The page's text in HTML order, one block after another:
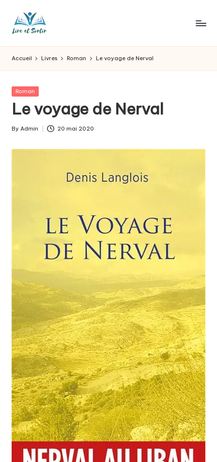
L
ir
e
e
t
s
o
pour
les
goûts,
des
pour
les
Accueil Livres Roman Le voyage de Nerval
Posted
Roman
Le voyage de Nerval
Posted
By Admin 20 mai 2020